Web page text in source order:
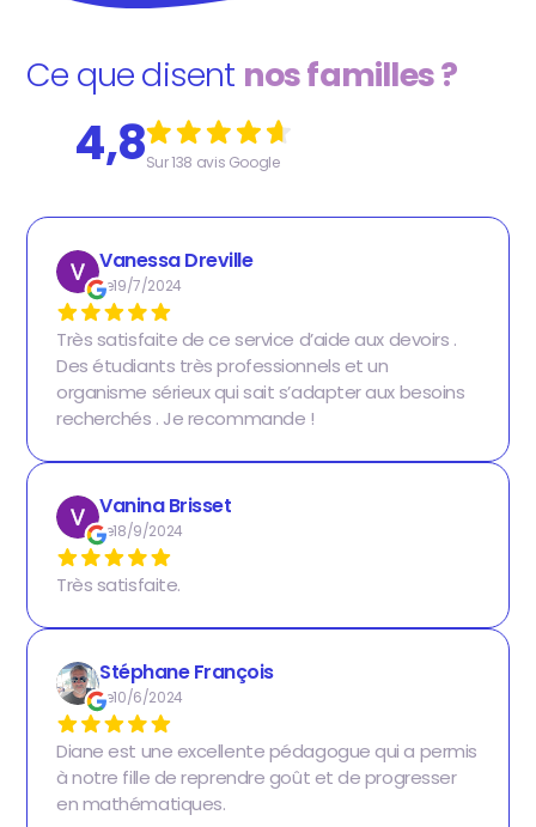
Ce que disent nos familles ?
4,8Sur 138 avis Google
Vanessa Dreville
Le19/7/2024
Très satisfaite de ce service d’aide aux devoirs .
Des étudiants très professionnels et un
organisme sérieux qui sait s’adapter aux besoins
recherchés . Je recommande !
Vanina Brisset
Le18/9/2024
Très satisfaite.
Stéphane François
Le10/6/2024
Diane est une excellente pédagogue qui a permis
à notre fille de reprendre goût et de progresser
en mathématiques.